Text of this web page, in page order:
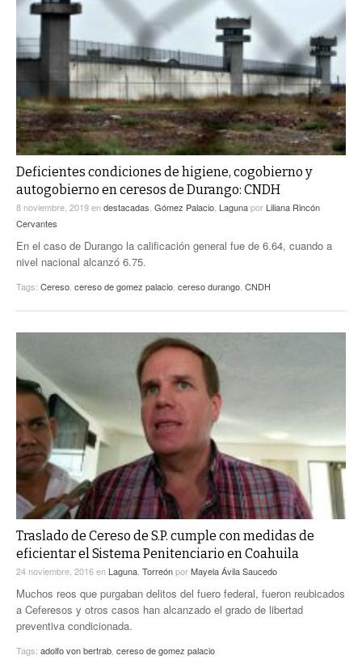
Deficientes condiciones de higiene, cogobierno y
autogobierno en ceresos de Durango: CNDH
8 noviembre, 2019endestacadas, Gómez Palacio, Lagunapor Liliana Rincón
Cervantes
En el caso de Durango la calificación general fue de 6.64, cuando a
nivel nacional alcanzó 6.75.
Tags: Cereso, cereso de gomez palacio, cereso durango, CNDH
Traslado de Cereso de S.P. cumple con medidas de
eficientar el Sistema Penitenciario en Coahuila
24 noviembre, 2016en Laguna TorreónporMayela Ávila Saucedo
Muchos reos que purgaban delitos del fuero federal, fueron reubicados
a Ceferesos y otros casos han alcanzado el grado de libertad
preventiva condicionada.
Tags: adolfo von bertrab cereso de gomez palacio